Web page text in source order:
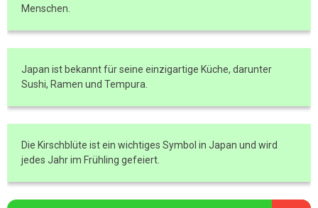
Menschen.
Japan ist bekannt für seine einzigartige Küche, darunter
Sushi, Ramen und Tempura.
Die Kirschblüte ist ein wichtiges Symbol in Japan und wird
jedes Jahr im Frühling gefeiert.